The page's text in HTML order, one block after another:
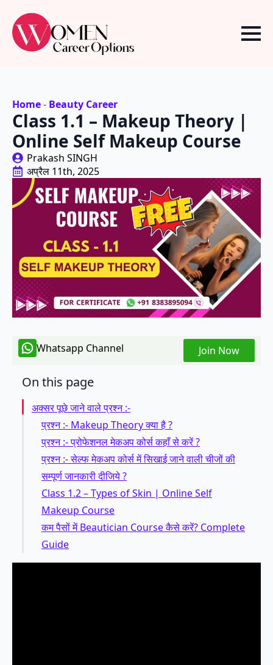
Home- Beauty Career
Class 1.1 – Makeup Theory |
Online Self Makeup Course
Prakash SINGH
अप्रैल 11th, 2025
Whatsapp Channel Join Now
On this page
अक्सर पूछे जाने वाले प्रश्न :-
प्रश्न :- Makeup Theory क्या है ?
प्रश्न :- प्रोफेशनल मेकअप कोर्स कहाँ से करें ?
प्रश्न :- सेल्फ मेकअप कोर्स में सिखाई जाने वाली चीजों की
सम्पूर्ण जानकारी दीजिये ?
Class 1.2 – Types of Skin | Online Self
Makeup Course
कम पैसों में Beautician Course कैसे करें? Complete
Guide